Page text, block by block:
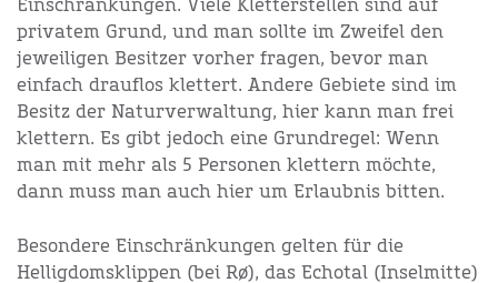
Einschränkungen. Viele Kletterstellen sind auf
privatem Grund, und man sollte im Zweifel den
jeweiligen Besitzer vorher fragen, bevor man
einfach drauflos klettert. Andere Gebiete sind im
Besitz der Naturverwaltung, hier kann man frei
klettern. Es gibt jedoch eine Grundregel: Wenn
man mit mehr als 5 Personen klettern möchte,
dann muss man auch hier um Erlaubnis bitten.
Besondere Einschränkungen gelten für die
Helligdomsklippen (bei Rø), das Echotal (Inselmitte)